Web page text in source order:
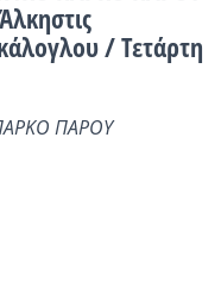
/ Τετάρτη
ΠΑΡΟΥ